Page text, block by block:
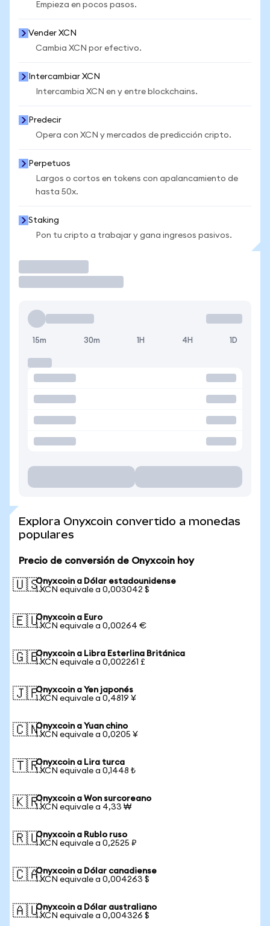
Empieza en pocos pasos.
Vender XCN
Cambia XCN por efectivo.
Intercambiar XCN
Intercambia XCN en y entre blockchains.
Predecir
Opera con XCN y mercados de predicción cripto.
Perpetuos
Largos o cortos en tokens con apalancamiento de
hasta 50x.
Staking
Pon tu cripto a trabajar y gana ingresos pasivos.
15m 30m 1H 4H 1D
Explora Onyxcoin convertido a monedas
populares
Precio de conversión de Onyxcoin hoy
🇺🇸Onyxcoin a Dólar estadounidense
1 XCN equivale a 0,003042 $
🇪🇺Onyxcoin a Euro
1 XCN equivale a 0,00264 €
🇬🇧Onyxcoin a Libra Esterlina Británica
1 XCN equivale a 0,002261 £
🇯🇵Onyxcoin a Yen japonés
1 XCN equivale a 0,4819 ¥
🇨🇳Onyxcoin a Yuan chino
1 XCN equivale a 0,0205 ¥
🇹🇷Onyxcoin a Lira turca
1 XCN equivale a 0,1448 ₺
🇰🇷Onyxcoin a Won surcoreano
1 XCN equivale a 4,33 ₩
🇷🇺Onyxcoin a Rublo ruso
1 XCN equivale a 0,2525 ₽
🇨🇦Onyxcoin a Dólar canadiense
1 XCN equivale a 0,004263 $
🇦🇺Onyxcoin a Dólar australiano
1 XCN equivale a 0,004326 $